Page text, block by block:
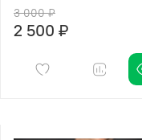
3 000 ₽
2 500 ₽